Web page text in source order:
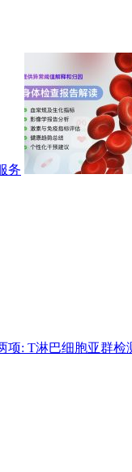
务
项: T淋巴细胞亚群